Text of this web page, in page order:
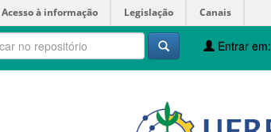
Acesso à informação Legislação Canais
Entrar em: